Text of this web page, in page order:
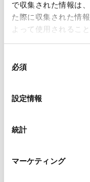
で収集された情報は
た際に収集された情
よって使用されるこ
必須
設定情報
統計
マーケティング
機械的仕様